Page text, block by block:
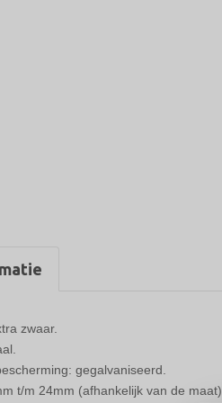
zwaar.
gegalvaniseerd.
t/m 24mm (afhankelijk van de maat).